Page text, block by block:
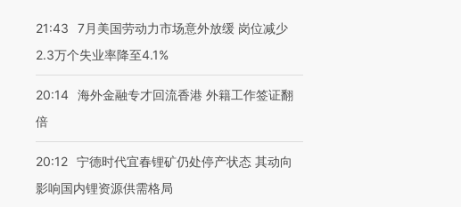
21:43
7月美国劳动力市场意外放缓 岗位减少
2.3万个失业率降至4.1%
20:14 海外金融专才回流香港 外籍工作签证翻
倍
20:12 宁德时代宜春锂矿仍处停产状态 其动向
影响国内锂资源供需格局